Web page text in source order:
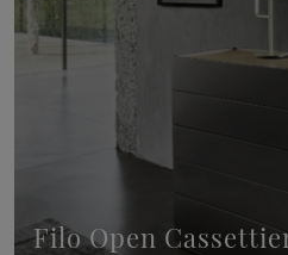
Filo Open